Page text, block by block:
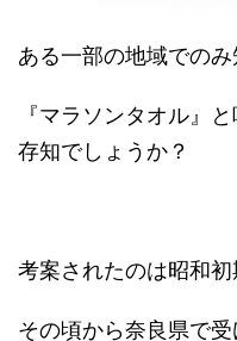
ある一部の地域でのみ
『マラソンタオル』
存知でしょうか？
考案されたのは昭和初
その頃から奈良県で